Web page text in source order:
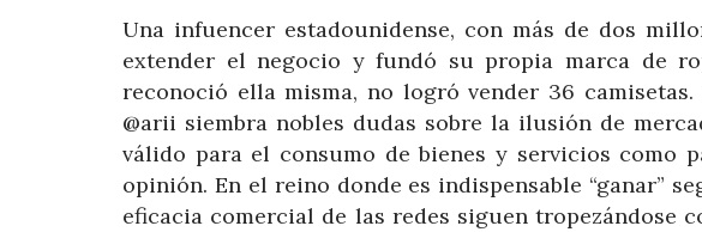
Una infuencer estadounidense, con más de dos
extender el negocio y fundó su propia marca de
reconoció ella misma, no logró vender 36
@arii siembra nobles dudas sobre la ilusión de
válido para el consumo de bienes y servicios como
opinión. En el reino donde es indispensable “ganar”
eficacia comercial de las redes siguen tropezándose